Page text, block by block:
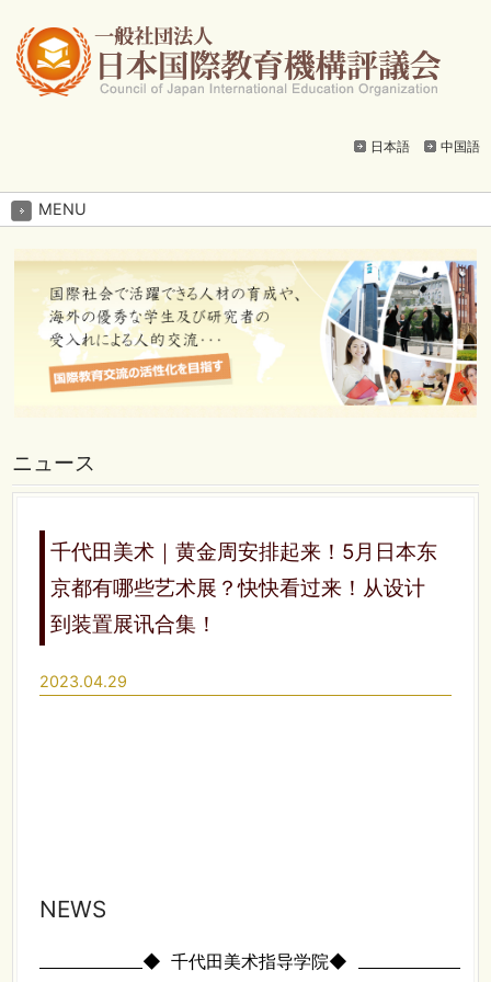
日本語 中国語
MENU
ニュース
千代田美术｜黄金周安排起来！5月日本东
京都有哪些艺术展？快快看过来！从设计
到装置展讯合集！
2023.04.29
NEWS
◆ 千代田美术指导学院◆